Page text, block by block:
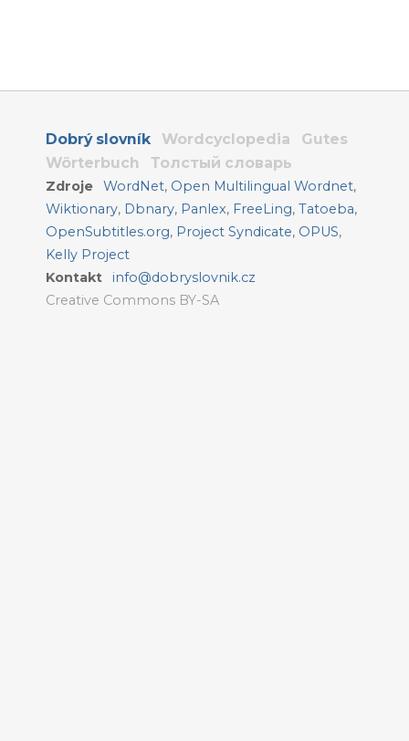
Dobrý slovník Wordcyclopedia
Gutes
Wörterbuch
Толстый словарь
Zdroje WordNet, Open Multilingual Wordnet,
Wiktionary, Dbnary, Panlex, FreeLing, Tatoeba,
OpenSubtitles.org, Project Syndicate, OPUS,
Kelly Project
Kontakt
info@dobryslovnik.cz
Creative Commons BY-SA